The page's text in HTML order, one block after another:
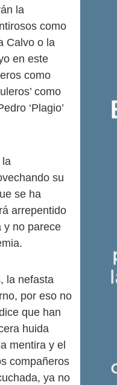
la
como
Calvo o la
en este
como
como
‘Plagio’
su
se ha
arrepentido
y no parece
la nefasta
por eso no
que han
huida
mentira y el
compañeros
ya no